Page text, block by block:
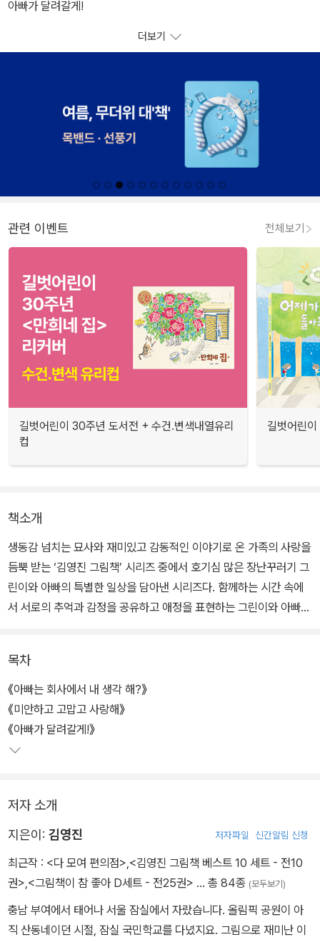
아빠가 달려갈게!
더보기
관련 이벤트 전체보기
길벗어린이 30주년 도서전 + 수건.변색내열유리
컵
길벗어린
책소개
생동감 넘치는 묘사와 재미있고 감동적인 이야기로 온 가족의 사랑을
듬뿍 받는 ‘김영진 그림책’ 시리즈 중에서 호기심 많은 장난꾸러기 그
린이와 아빠의 특별한 일상을 담아낸 시리즈다. 함께하는 시간 속에
서 서로의 추억과 감정을 공유하고 애정을 표현하는 그린이와 아빠의
목차
《아빠는 회사에서 내 생각 해?》
《미안하고 고맙고 사랑해》
《아빠가 달려갈게!》
저자 소개
지은이: 김영진 저자파일 신간알림 신청
최근작 : <다 모여 편의점>,<김영진 그림책 베스트 10 세트 - 전10
권>,<그림책이 참 좋아 D세트 - 전25권> … 총 84종 (모두보기)
충남 부여에서 태어나 서울 잠실에서 자랐습니다. 올림픽 공원이 아
직 산동네이던 시절, 잠실 국민학교를 다녔지요. 그림으로 재미난 이